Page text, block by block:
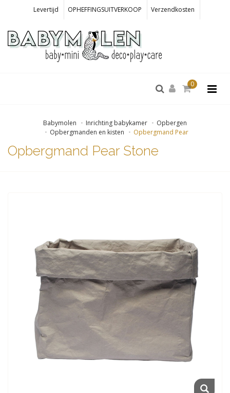
Levertijd OPHEFFINGSUITVERKOOP Verzendkosten
0
Babymolen Inrichting babykamer
Opbergen
Opbergmanden en kisten
Opbergmand Pear
Opbergmand Pear Stone